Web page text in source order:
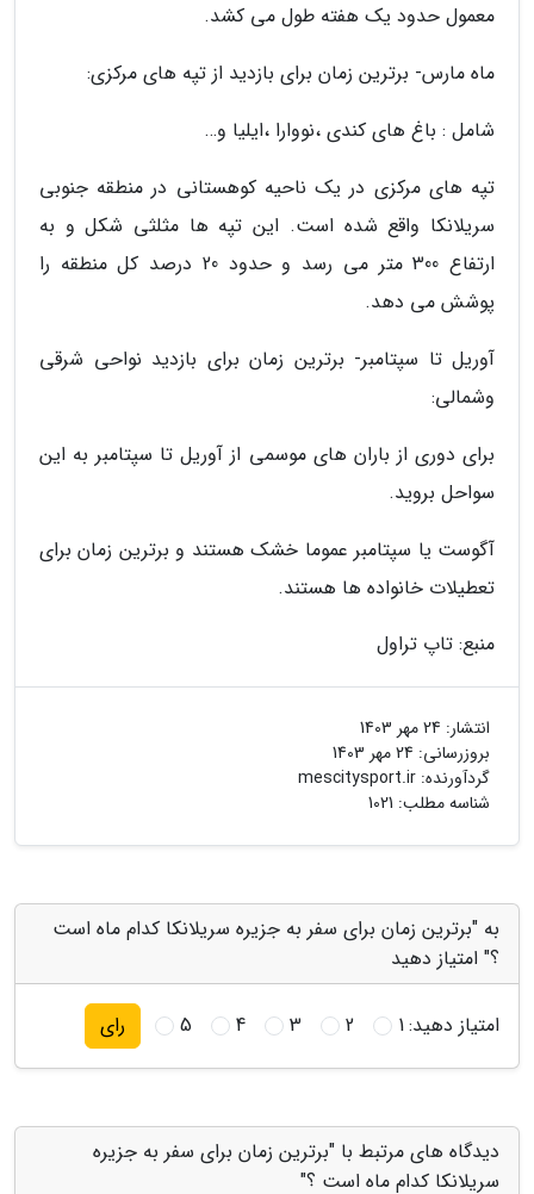
معمول حدود یک هفته طول می کشد.
ماه مارس- برترین زمان برای بازدید از تپه های مرکزی:
شامل : باغ های کندی ،نووارا ،ایلیا و…
تپه های مرکزی در یک ناحیه کوهستانی در منطقه جنوبی
سریلانکا واقع شده است. این تپه ها مثلثی شکل و به
ارتفاع 300 متر می رسد و حدود 20 درصد کل منطقه را
پوشش می دهد.
آوریل تا سپتامبر- برترین زمان برای بازدید نواحی شرقی
وشمالی:
برای دوری از باران های موسمی از آوریل تا سپتامبر به این
سواحل بروید.
آگوست یا سپتامبر عموما خشک هستند و برترین زمان برای
تعطیلات خانواده ها هستند.
منبع: تاپ تراول
انتشار: 24 مهر 1403
بروزرسانی: 24 مهر 1403
گردآورنده: mescitysport.ir
شناسه مطلب: 1021
به "برترین زمان برای سفر به جزیره سریلانکا کدام ماه است
؟" امتیاز دهید
امتیاز دهید:1
2
3
4
5 رای
دیدگاه های مرتبط با "برترین زمان برای سفر به جزیره
سریلانکا کدام ماه است ؟"